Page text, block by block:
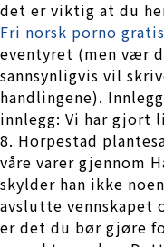
det er viktig at du
Fri norsk porno
eventyret (men vær
sannsynligvis vil
handlingene).
innlegg: Vi har gjort
8. Horpestad
våre varer gjennom
skylder han ikke
avslutte vennskapet
er det du bør gjøre